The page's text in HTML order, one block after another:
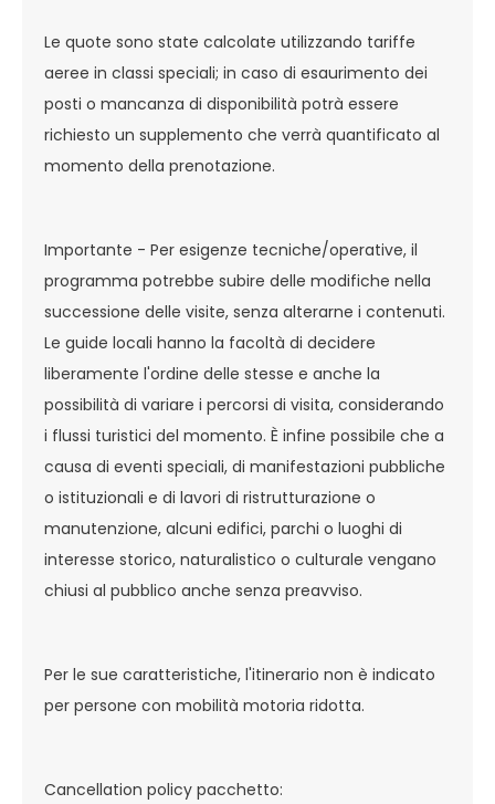
Le quote sono state calcolate utilizzando tariffe
aeree in classi speciali; in caso di esaurimento dei
posti o mancanza di disponibilità potrà essere
richiesto un supplemento che verrà quantificato al
momento della prenotazione.
Importante - Per esigenze tecniche/operative, il
programma potrebbe subire delle modifiche nella
successione delle visite, senza alterarne i contenuti.
Le guide locali hanno la facoltà di decidere
liberamente l'ordine delle stesse e anche la
possibilità di variare i percorsi di visita, considerando
i flussi turistici del momento. È infine possibile che a
causa di eventi speciali, di manifestazioni pubbliche
o istituzionali e di lavori di ristrutturazione o
manutenzione, alcuni edifici, parchi o luoghi di
interesse storico, naturalistico o culturale vengano
chiusi al pubblico anche senza preavviso.
Per le sue caratteristiche, l'itinerario non è indicato
per persone con mobilità motoria ridotta.
Cancellation policy pacchetto: